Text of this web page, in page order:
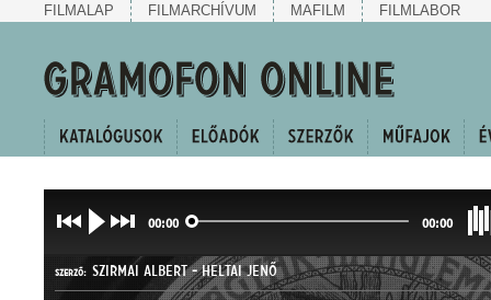
FILMALAP FILMARCHÍVUM MAFILM FILMLABOR
00:00 00:00
SZERZŐ: SZIRMAI ALBERT-HELTAI JENŐ